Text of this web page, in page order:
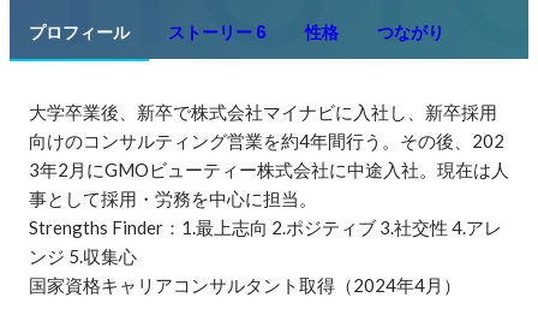
プロフィール ストーリー 6 性格 つながり
大学卒業後、新卒で株式会社マイナビに入社し、新卒採用
向けのコンサルティング営業を約4年間行う。その後、202
3年2月にGMOビューティー株式会社に中途入社。現在は人
事として採用・労務を中心に担当。
Strengths Finder：1.最上志向 2.ポジティブ 3.社交性 4.アレ
ンジ 5.収集心
国家資格キャリアコンサルタント取得（2024年4月）